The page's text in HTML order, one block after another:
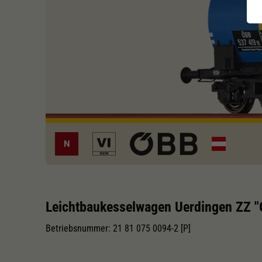
N
Leichtbaukesselwagen Uerdingen ZZ
Betriebsnummer: 21 81 075 0094-2 [P]